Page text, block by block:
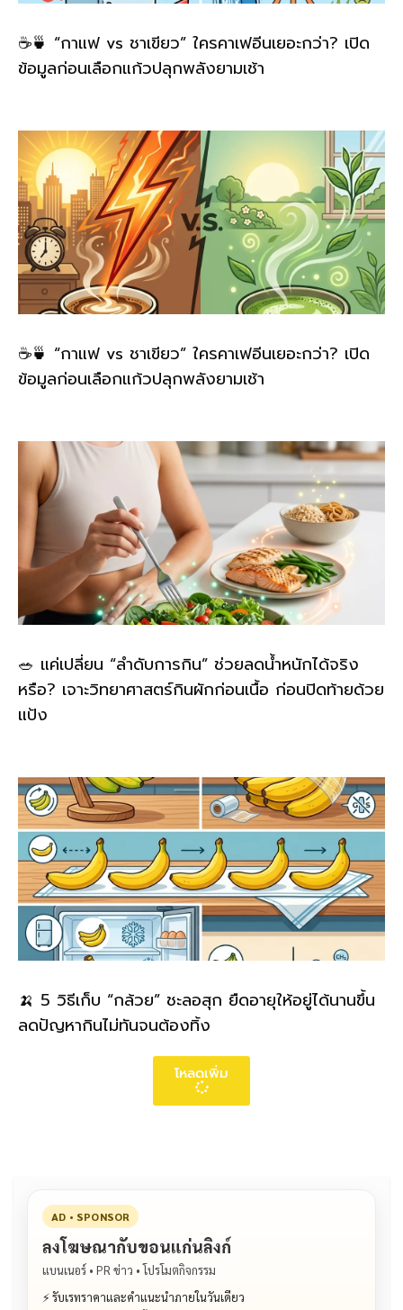
☕🍵 “กาแฟ vs ชาเขียว” ใครคาเฟอีนเยอะกว่า? เปิด
ข้อมูลก่อนเลือกแก้วปลุกพลังยามเช้า
☕🍵 “กาแฟ vs ชาเขียว” ใครคาเฟอีนเยอะกว่า? เปิด
ข้อมูลก่อนเลือกแก้วปลุกพลังยามเช้า
🥗 แค่เปลี่ยน “ลำดับการกิน” ช่วยลดน้ำหนักได้จริง
หรือ? เจาะวิทยาศาสตร์กินผักก่อนเนื้อ ก่อนปิดท้ายด้วย
แป้ง
🍌 5 วิธีเก็บ “กล้วย” ชะลอสุก ยืดอายุให้อยู่ได้นานขึ้น
ลดปัญหากินไม่ทันจนต้องทิ้ง
โหลดเพิ่ม
AD • SPONSOR
ลงโฆษณากับขอนแก่นลิงก์
แบนเนอร์ • PR ข่าว • โปรโมตกิจกรรม
⚡ รับเรทราคาและคำแนะนำภายในวันเดียว